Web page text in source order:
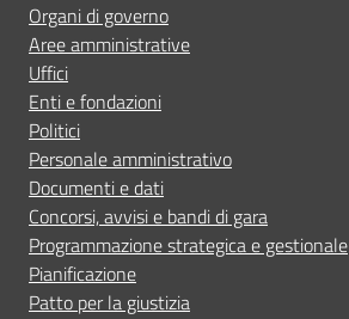
Organi di governo
Aree amministrative
Uffici
Enti e fondazioni
Politici
Personale amministrativo
Documenti e dati
Concorsi, avvisi e bandi di gara
Programmazione strategica e gestionale
Pianificazione
Patto per la giustizia